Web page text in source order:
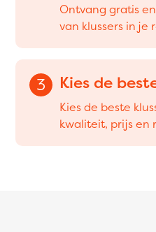
Ontvang gratis
van klussers in je
3 Kies de
Kies de beste
kwaliteit, prijs en